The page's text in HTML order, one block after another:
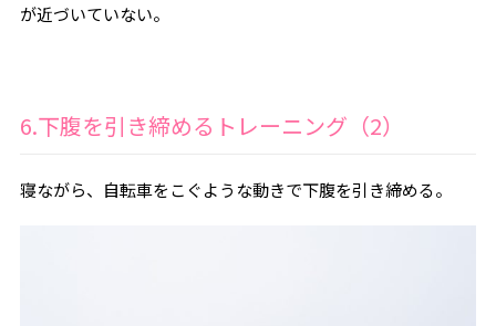
が近づいていない。
6.下腹を引き締めるトレーニング（2）
寝ながら、自転車をこぐような動きで下腹を引き締める。